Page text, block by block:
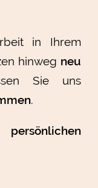
in Ihrem
hinweg neu
Sie uns
.